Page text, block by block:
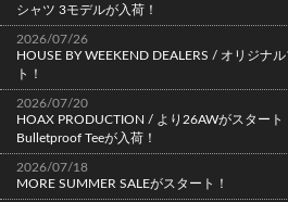
シャツ 3モデルが入荷！
2026/07/26
HOUSE BY WEEKEND DEALERS / オリジナ
ト！
2026/07/20
HOAX PRODUCTION / より26AWがスター
Bulletproof Teeが入荷！
2026/07/18
MORE SUMMER SALEがスタート！